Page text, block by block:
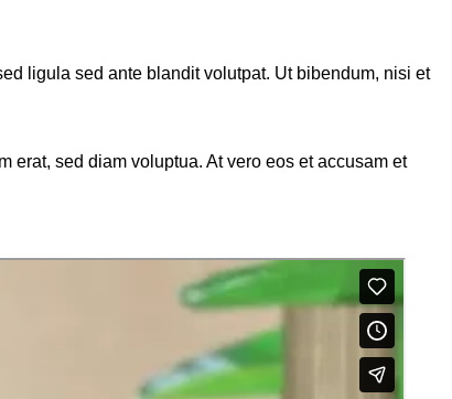
ligula sed ante blandit volutpat. Ut bibendum, nisi et
erat, sed diam voluptua. At vero eos et accusam et